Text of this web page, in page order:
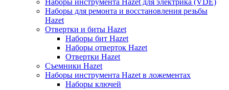
Наборы инструмента Hazet для электрика (VDE)
Наборы для ремонта и восстановления резьбы
Hazet
Отвертки и биты Hazet
Наборы бит Hazet
Наборы отверток Hazet
Отвертки Hazet
Съемники Hazet
Наборы инструмента Hazet в ложементах
Наборы ключей